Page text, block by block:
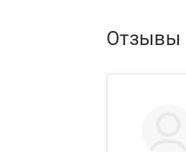
Отзывы